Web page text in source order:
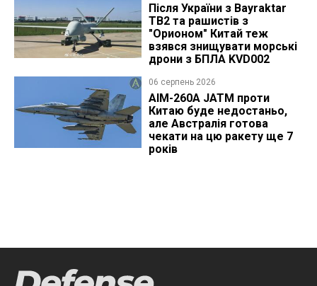
Після України з Bayraktar
TB2 та рашистів з
"Орионом" Китай теж
взявся знищувати морські
дрони з БПЛА KVD002
06 серпень 2026
AIM-260A JATM проти
Китаю буде недостаньо,
але Австралія готова
чекати на цю ракету ще 7
років